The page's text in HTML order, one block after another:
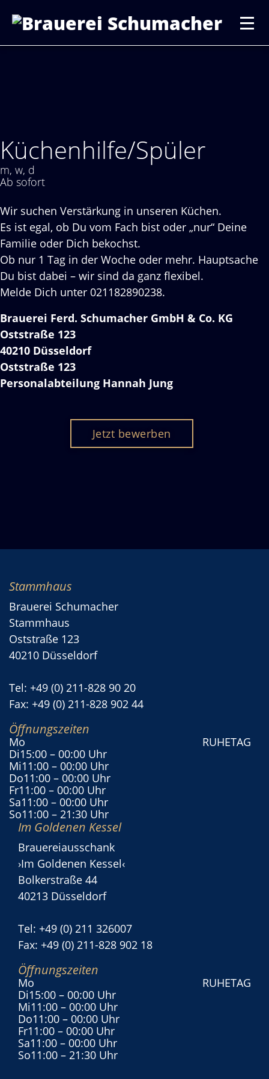
Küchenhilfe/Spüler
m, w, d
Ab sofort
Wir suchen Verstärkung in unseren Küchen.
Es ist egal, ob Du vom Fach bist oder „nur“ Deine
Familie oder Dich bekochst.
Ob nur 1 Tag in der Woche oder mehr. Hauptsache
Du bist dabei – wir sind da ganz flexibel.
Melde Dich unter 021182890238.
Brauerei Ferd. Schumacher GmbH & Co. KG
Oststraße 123
40210 Düsseldorf
Oststraße 123
Personalabteilung Hannah Jung
Jetzt bewerben
Stammhaus
Brauerei Schumacher
Stammhaus
Oststraße 123
40210 Düsseldorf
Tel: +49 (0) 211-828 90 20
Fax: +49 (0) 211-828 902 44
Öffnungszeiten
Mo
RUHETAG
Di15:00 – 00:00 Uhr
Mi11:00 – 00:00 Uhr
Do11:00 – 00:00 Uhr
Fr11:00 – 00:00 Uhr
Sa11:00 – 00:00 Uhr
So11:00 – 21:30 Uhr
Im Goldenen Kessel
Brauereiausschank
›Im Goldenen Kessel‹
Bolkerstraße 44
40213 Düsseldorf
Tel: +49 (0) 211 326007
Fax: +49 (0) 211-828 902 18
Öffnungszeiten
Mo
RUHETAG
Di15:00 – 00:00 Uhr
Mi11:00 – 00:00 Uhr
Do11:00 – 00:00 Uhr
Fr11:00 – 00:00 Uhr
Sa11:00 – 00:00 Uhr
So11:00 – 21:30 Uhr